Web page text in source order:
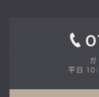
平日